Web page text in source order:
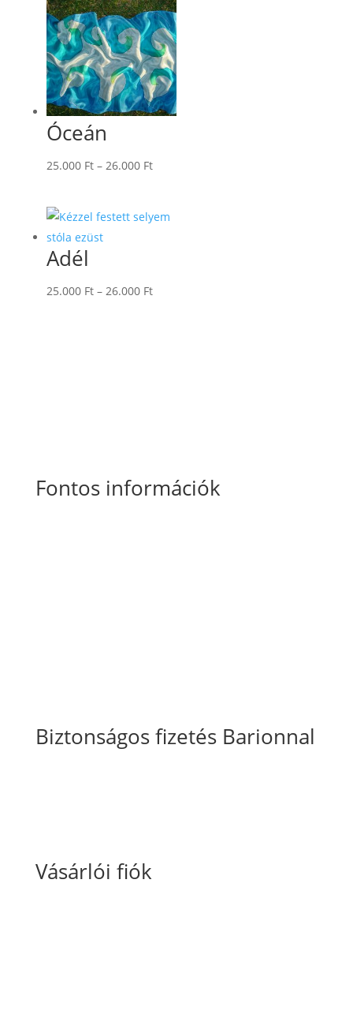
26.000 Ft
Óceán
25.000 Ft – 26.000 FtÁrtartomány:
26.000 Ft
Adél
25.000 Ft – 26.000 FtÁrtartomány:
Fontos információk
Biztonságos fizetés Barionnal
Vásárlói fiók